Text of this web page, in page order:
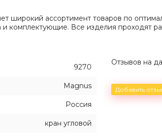
широкий ассортимент товаров по
и комплектующие. Все изделия проходят
9270
Magnus
Россия
кран угловой
Отзывов на
Добавить